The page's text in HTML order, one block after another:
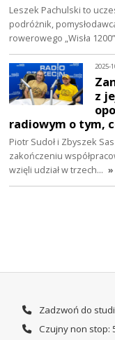
Leszek Pachulski to
podróżnik,
rowerowego „Wisła
2025-
z
radiowym o tym,
Piotr Sudoł i Zbyszek
zakończeniu
wzięli udział w trzech…
Zadzwoń do
Czujny non stop: